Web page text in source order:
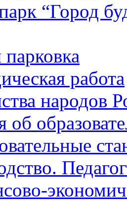
“Город
работа
народов
об